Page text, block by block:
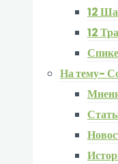
12
12
На тему-